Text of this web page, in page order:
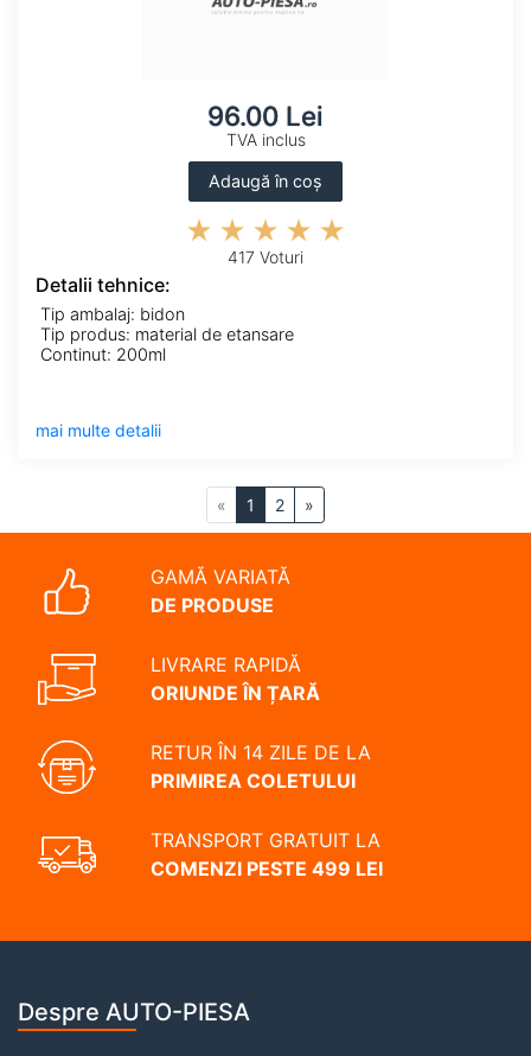
96.00 Lei
TVA inclus
Adaugă în coș
417 Voturi
Detalii tehnice:
Tip ambalaj: bidon
Tip produs: material de etansare
Continut: 200ml
mai multe detalii
« 1 2 »
GAMĂ VARIATĂ
DE PRODUSE
LIVRARE RAPIDĂ
ORIUNDE ÎN ȚARĂ
RETUR ÎN 14 ZILE DE LA
PRIMIREA COLETULUI
TRANSPORT GRATUIT LA
COMENZI PESTE 499 LEI
Despre AUTO-PIESA